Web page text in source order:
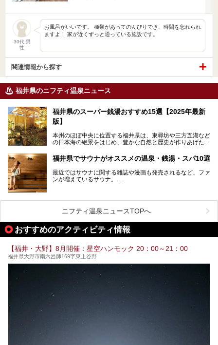
30代 男
性
お風呂がいいです。 種類があってのんびりでき、時間を忘れられ
ますよ！ 家が近くずっと通っている施設です。
関連情報から探す
福井県のニフティ温泉ニュース
福井県のスーパー銭湯おすすめ15選【2025年最新
版】
本州のほぼ中央に位置する福井県は、東尋坊や三方五湖など
の日本海の絶景をはじめ、豊かな自然と歴史が作りあげた見
る海産物、越前そば、ソースかつ丼などのグルメも人気で
す。
2024年春の北陸新幹線の延伸により、関西地方のみならず
首都圏からもアクセスしやすくなりました。今回は、そんな
福井県でおすすめのスーパー銭湯をご紹介します。
福井県でサウナがオススメの温泉・銭湯・スパ10選
最近ではサウナに関する雑誌や漫画も発売されるなど、ファ
ンが増えているサウナ。
チームサウナ、塩サウナなどが存在し、施設によって様々な
こだわりを持つ施設も増えています。
ススメ温泉・銭湯・スパを10件まとめてご紹介します。
ニフティ温泉ニュースTOPへ
おすすめのアクティビティ情報
【福井・大野】8月開催：星空ハンモック 20：00～21：00
福井県大野市南六呂師169字東上谷野